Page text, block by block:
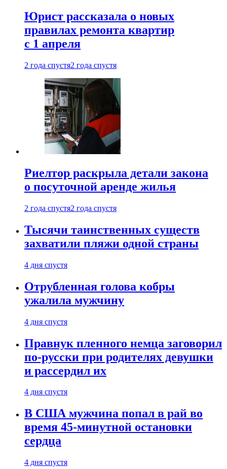
Юрист рассказала о новых
правилах ремонта квартир
с 1 апреля
2 года спустя2 года спустя
Риелтор раскрыла детали закона
о посуточной аренде жилья
2 года спустя2 года спустя
Тысячи таинственных существ
захватили пляжи одной страны
4 дня спустя
Отрубленная голова кобры
ужалила мужчину
4 дня спустя
Правнук пленного немца заговорил
по-русски при родителях девушки
и рассердил их
4 дня спустя
В США мужчина попал в рай во
время 45-минутной остановки
сердца
4 дня спустя